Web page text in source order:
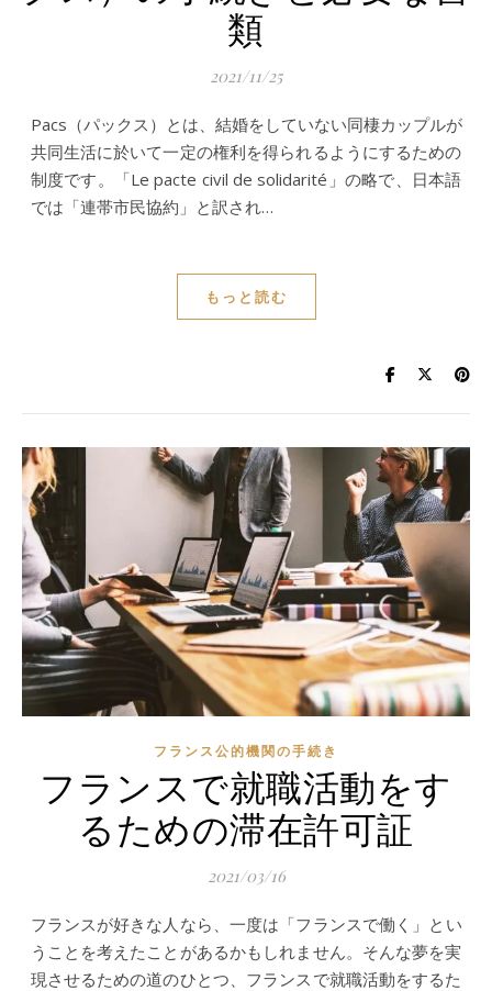
類
2021/11/25
Pacs（パックス）とは、結婚をしていない同棲カップルが
共同生活に於いて一定の権利を得られるようにするための
制度です。「Le pacte civil de solidarité」の略で、日本語
では「連帯市民協約」と訳され…
もっと読む
フランス公的機関の手続き
フランスで就職活動をす
るための滞在許可証
2021/03/16
フランスが好きな人なら、一度は「フランスで働く」とい
うことを考えたことがあるかもしれません。そんな夢を実
現させるための道のひとつ、フランスで就職活動をするた